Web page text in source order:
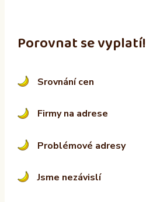
Porovnat se vyplatí!
Srovnání cen
Firmy na adrese
Problémové adresy
Jsme nezávislí